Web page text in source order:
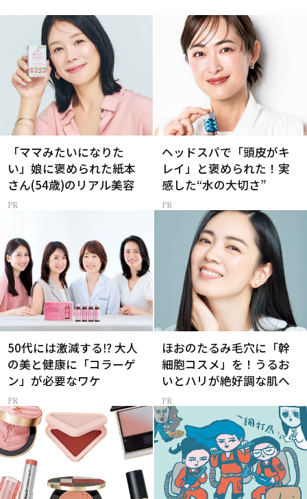
「ママみたいになりた
い」娘に褒められた紙本
さん(54歳)のリアル美容
ヘッドスパで「頭皮がキ
レイ」と褒められた！実
感した“水の大切さ”
50代には激減する⁉ 大人
の美と健康に「コラーゲ
ン」が必要なワケ
ほおのたるみ毛穴に「幹
細胞コスメ」を！うるお
いとハリが絶好調な肌へ